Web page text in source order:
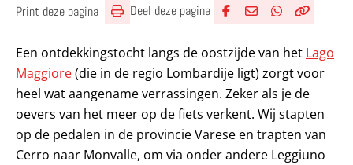
Print deze pagina Deel deze pagina
Een ontdekkingstocht langs de oostzijde van het Lago
Maggiore(die in de regio Lombardije ligt) zorgt voor
heel wat aangename verrassingen. Zeker als je de
oevers van het meer op de fiets verkent. Wij stapten
op de pedalen in de provincie Varese en trapten van
Cerro naar Monvalle, om via onder andere Leggiuno